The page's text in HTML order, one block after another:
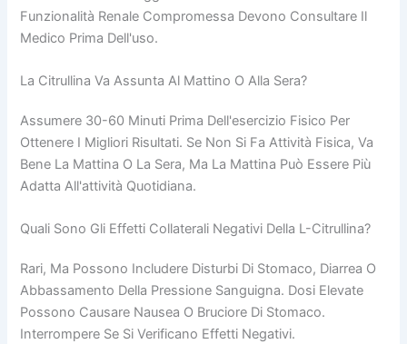
Funzionalità Renale Compromessa Devono Consultare Il
Medico Prima Dell'uso.
La Citrullina Va Assunta Al Mattino O Alla Sera?
Assumere 30-60 Minuti Prima Dell'esercizio Fisico Per
Ottenere I Migliori Risultati. Se Non Si Fa Attività Fisica, Va
Bene La Mattina O La Sera, Ma La Mattina Può Essere Più
Adatta All'attività Quotidiana.
Quali Sono Gli Effetti Collaterali Negativi Della L-Citrullina?
Rari, Ma Possono Includere Disturbi Di Stomaco, Diarrea O
Abbassamento Della Pressione Sanguigna. Dosi Elevate
Possono Causare Nausea O Bruciore Di Stomaco.
Interrompere Se Si Verificano Effetti Negativi.